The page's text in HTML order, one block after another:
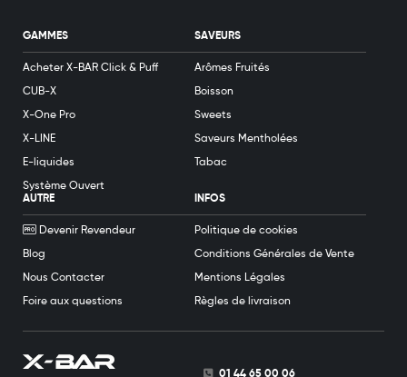
01 44 65 00 06
GAMMES
Acheter X-BAR Click & Puff
CUB-X
X-One Pro
X-LINE
E-liquides
Système Ouvert
SAVEURS
Arômes Fruités
Boisson
Sweets
Saveurs Mentholées
Tabac
AUTRE
Devenir Revendeur
Blog
Nous Contacter
Foire aux questions
INFOS
Politique de cookies
Conditions Générales de Vente
Mentions Légales
Règles de livraison